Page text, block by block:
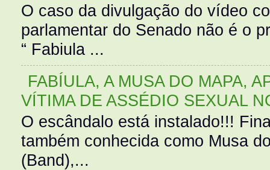
O caso da divulgação do vídeo
parlamentar do Senado não é o
“ Fabiula ...
FABÍULA, A MUSA DO MAPA,
VÍTIMA DE ASSÉDIO SEXUAL
O escândalo está instalado!!!
também conhecida como Musa
(Band),...